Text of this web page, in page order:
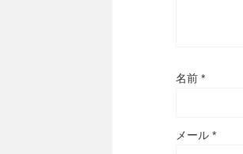
名前 *
メール *